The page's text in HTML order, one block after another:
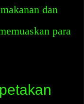
dan
para